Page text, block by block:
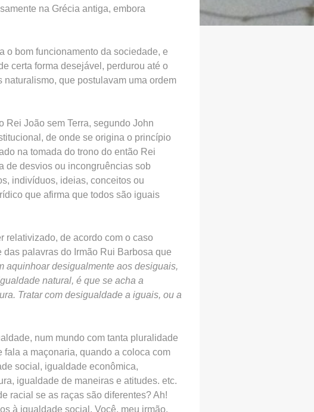
na Grécia antiga, embora
o bom funcionamento da sociedade, e
certa forma desejável, perdurou até o
que postulavam uma ordem
Rei João sem Terra, segundo John
de onde se origina o princípio
na tomada do trono do então Rei
de desvios ou incongruências sob
indivíduos, ideias, conceitos ou
que afirma que todos são iguais
relativizado, de acordo com o caso
palavras do Irmão Rui Barbosa que
aquinhoar desigualmente aos desiguais,
natural, é que se acha a
Tratar com desigualdade a iguais, ou a
num mundo com tanta pluralidade
a maçonaria, quando a coloca com
social, igualdade econômica,
igualdade de maneiras e atitudes. etc.
racial se as raças são diferentes? Ah!
à igualdade social. Você, meu irmão,